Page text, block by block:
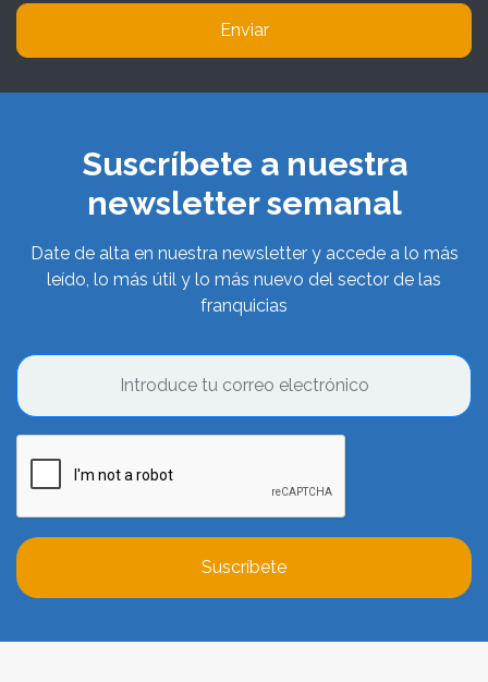
Enviar
Suscríbete a nuestra
newsletter semanal
Date de alta en nuestra newsletter y accede a lo más
leído, lo más útil y lo más nuevo del sector de las
franquicias
Suscríbete